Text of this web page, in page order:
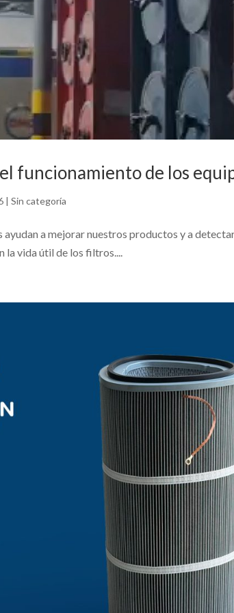
funcionamiento de los
|Sin categoría
ayudan a mejorar nuestros productos y a
la vida útil de los filtros....